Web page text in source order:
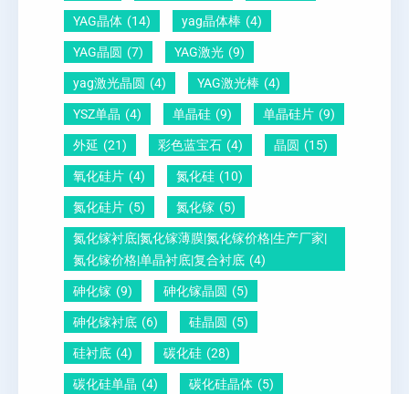
说
明
1
怎
么
测
压
电
晶
圆
钛
铅
晶
圆
YAG晶体 (14) yag晶体棒 (4)
YAG晶圆 (7) YAG激光 (9)
yag激光晶圆 (4) YAG激光棒 (4)
YSZ单晶 (4) 单晶硅 (9) 单晶硅片 (9)
外延 (21) 彩色蓝宝石 (4) 晶圆 (15)
氧化硅片 (4) 氮化硅 (10)
氮化硅片 (5) 氮化镓 (5)
氮化镓衬底|氮化镓薄膜|氮化镓价格|生产厂家|
氮化镓价格|单晶衬底|复合衬底 (4)
砷化镓 (9) 砷化镓晶圆 (5)
砷化镓衬底 (6) 硅晶圆 (5)
硅衬底 (4) 碳化硅 (28)
碳化硅单晶 (4) 碳化硅晶体 (5)